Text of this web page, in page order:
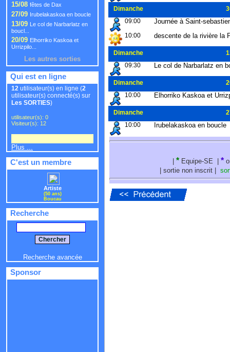
15/08 fêtes de Dax
27/09 Irubelakaskoa en boucle
13/09 Le col de Narbarlatz en
boucl...
20/09 Elhorriko Kaskoa et
Urrizpilo...
Les autres sorties
Qui est en ligne
12 utilisateur(s) en ligne (2
utilisateur(s) connecté(s) sur
Les SORTIES)
utilisateur(s): 0
Visiteur(s): 12
Plus ...
C'est un membre
Artiste
(50 ans)
Boucau
Recherche
Recherche avancée
Sponsor
Dimanche
09:00
Journée à Saint-
10:00 descente de la rivière la
Dimanche
09:30
Le col de Narbarlatz en
Dimanche
10:00
Elhorriko Kaskoa et
Dimanche
10:00
Irubelakaskoa en boucle
|* Equipe-SE |*
sortie non inscrit|